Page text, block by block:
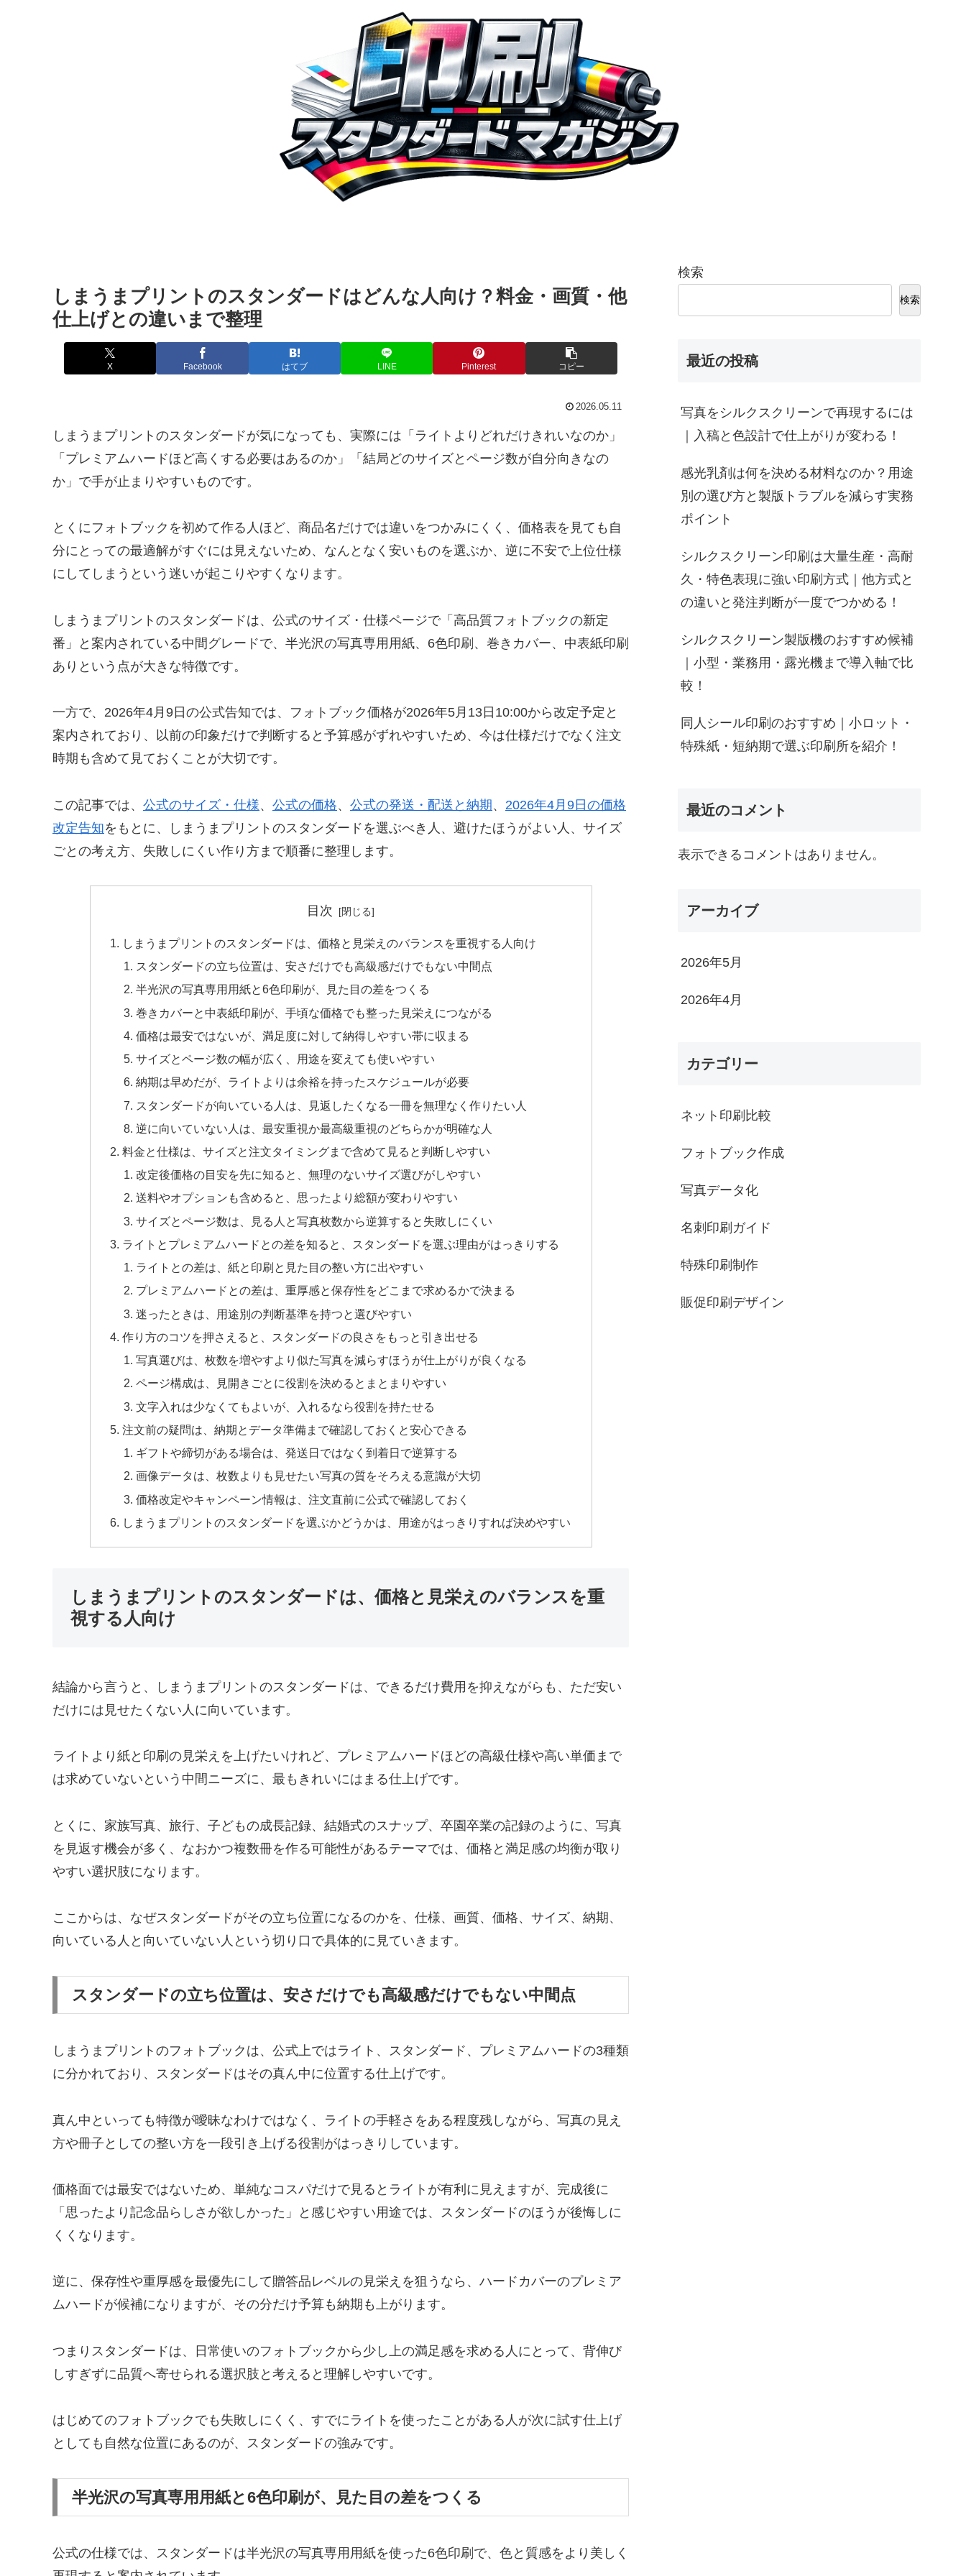
しまうまプリントのスタンダードはどんな人向け？料金・画質・他
仕上げとの違いまで整理
X Facebook はてブ LINE Pinterest コピー
2026.05.11
しまうまプリントのスタンダードが気になっても、実際には「ライトよりどれだけきれいなのか」
「プレミアムハードほど高くする必要はあるのか」「結局どのサイズとページ数が自分向きなの
か」で手が止まりやすいものです。
とくにフォトブックを初めて作る人ほど、商品名だけでは違いをつかみにくく、価格表を見ても自
分にとっての最適解がすぐには見えないため、なんとなく安いものを選ぶか、逆に不安で上位仕様
にしてしまうという迷いが起こりやすくなります。
しまうまプリントのスタンダードは、公式のサイズ・仕様ページで「高品質フォトブックの新定
番」と案内されている中間グレードで、半光沢の写真専用用紙、6色印刷、巻きカバー、中表紙印刷
ありという点が大きな特徴です。
一方で、2026年4月9日の公式告知では、フォトブック価格が2026年5月13日10:00から改定予定と
案内されており、以前の印象だけで判断すると予算感がずれやすいため、今は仕様だけでなく注文
時期も含めて見ておくことが大切です。
この記事では、 公式のサイズ・仕様、 公式の価格、 公式の発送・配送と納期、 2026年4月9日の価格
改定告知をもとに、しまうまプリントのスタンダードを選ぶべき人、避けたほうがよい人、サイズ
ごとの考え方、失敗しにくい作り方まで順番に整理します。
目次
しまうまプリントのスタンダードは、価格と見栄えのバランスを重視する人向け
スタンダードの立ち位置は、安さだけでも高級感だけでもない中間点
半光沢の写真専用用紙と6色印刷が、見た目の差をつくる
巻きカバーと中表紙印刷が、手頃な価格でも整った見栄えにつながる
価格は最安ではないが、満足度に対して納得しやすい帯に収まる
サイズとページ数の幅が広く、用途を変えても使いやすい
納期は早めだが、ライトよりは余裕を持ったスケジュールが必要
スタンダードが向いている人は、見返したくなる一冊を無理なく作りたい人
逆に向いていない人は、最安重視か最高級重視のどちらかが明確な人
料金と仕様は、サイズと注文タイミングまで含めて見ると判断しやすい
改定後価格の目安を先に知ると、無理のないサイズ選びがしやすい
送料やオプションも含めると、思ったより総額が変わりやすい
サイズとページ数は、見る人と写真枚数から逆算すると失敗しにくい
ライトとプレミアムハードとの差を知ると、スタンダードを選ぶ理由がはっきりする
ライトとの差は、紙と印刷と見た目の整い方に出やすい
プレミアムハードとの差は、重厚感と保存性をどこまで求めるかで決まる
迷ったときは、用途別の判断基準を持つと選びやすい
作り方のコツを押さえると、スタンダードの良さをもっと引き出せる
写真選びは、枚数を増やすより似た写真を減らすほうが仕上がりが良くなる
ページ構成は、見開きごとに役割を決めるとまとまりやすい
文字入れは少なくてもよいが、入れるなら役割を持たせる
注文前の疑問は、納期とデータ準備まで確認しておくと安心できる
ギフトや締切がある場合は、発送日ではなく到着日で逆算する
画像データは、枚数よりも見せたい写真の質をそろえる意識が大切
価格改定やキャンペーン情報は、注文直前に公式で確認しておく
しまうまプリントのスタンダードを選ぶかどうかは、用途がはっきりすれば決めやすい
しまうまプリントのスタンダードは、価格と見栄えのバランスを重
視する人向け
結論から言うと、しまうまプリントのスタンダードは、できるだけ費用を抑えながらも、ただ安い
だけには見せたくない人に向いています。
ライトより紙と印刷の見栄えを上げたいけれど、プレミアムハードほどの高級仕様や高い単価まで
は求めていないという中間ニーズに、最もきれいにはまる仕上げです。
とくに、家族写真、旅行、子どもの成長記録、結婚式のスナップ、卒園卒業の記録のように、写真
を見返す機会が多く、なおかつ複数冊を作る可能性があるテーマでは、価格と満足感の均衡が取り
やすい選択肢になります。
ここからは、なぜスタンダードがその立ち位置になるのかを、仕様、画質、価格、サイズ、納期、
向いている人と向いていない人という切り口で具体的に見ていきます。
スタンダードの立ち位置は、安さだけでも高級感だけでもない中間点
しまうまプリントのフォトブックは、公式上ではライト、スタンダード、プレミアムハードの3種類
に分かれており、スタンダードはその真ん中に位置する仕上げです。
真ん中といっても特徴が曖昧なわけではなく、ライトの手軽さをある程度残しながら、写真の見え
方や冊子としての整い方を一段引き上げる役割がはっきりしています。
価格面では最安ではないため、単純なコスパだけで見るとライトが有利に見えますが、完成後に
「思ったより記念品らしさが欲しかった」と感じやすい用途では、スタンダードのほうが後悔しに
くくなります。
逆に、保存性や重厚感を最優先にして贈答品レベルの見栄えを狙うなら、ハードカバーのプレミア
ムハードが候補になりますが、その分だけ予算も納期も上がります。
つまりスタンダードは、日常使いのフォトブックから少し上の満足感を求める人にとって、背伸び
しすぎずに品質へ寄せられる選択肢と考えると理解しやすいです。
はじめてのフォトブックでも失敗しにくく、すでにライトを使ったことがある人が次に試す仕上げ
としても自然な位置にあるのが、スタンダードの強みです。
半光沢の写真専用用紙と6色印刷が、見た目の差をつくる
公式の仕様では、スタンダードは半光沢の写真専用用紙を使った6色印刷で、色と質感をより美しく
検索
検索
最近の投稿
写真をシルクスクリーンで再現するには
｜入稿と色設計で仕上がりが変わる！
感光乳剤は何を決める材料なのか？用途
別の選び方と製版トラブルを減らす実務
ポイント
シルクスクリーン印刷は大量生産・高耐
久・特色表現に強い印刷方式｜他方式と
の違いと発注判断が一度でつかめる！
シルクスクリーン製版機のおすすめ候補
｜小型・業務用・露光機まで導入軸で比
較！
同人シール印刷のおすすめ｜小ロット・
特殊紙・短納期で選ぶ印刷所を紹介！
最近のコメント
表示できるコメントはありません。
アーカイブ
2026年5月
2026年4月
カテゴリー
ネット印刷比較
フォトブック作成
写真データ化
名刺印刷ガイド
特殊印刷制作
販促印刷デザイン